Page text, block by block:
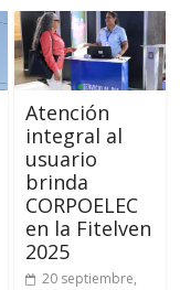
Atención
integral al
usuario
brinda
CORPOELEC
en la Fitelven
2025
20 septiembre,